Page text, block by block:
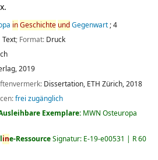
inGeschichte undGegenwart; 4
Text; Format: Druck
2019
Dissertation, ETH Zürich, 2018
frei zugänglich
Exemplare: MWN Osteuropa
ine-RessourceSignatur: E-19-e00531 | R 60